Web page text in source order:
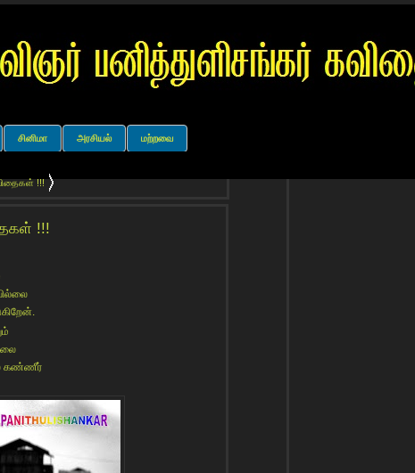
சினிமா அரசியல் மற்றவை
!!!
!!!
கண்ணீர்